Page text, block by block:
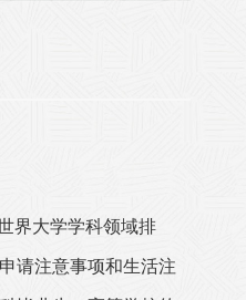
界大学学科领域排
请注意事项和生活注